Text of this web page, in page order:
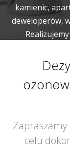
kamienic,
deweloperów,
zadaniem jest
schodowych,
celu